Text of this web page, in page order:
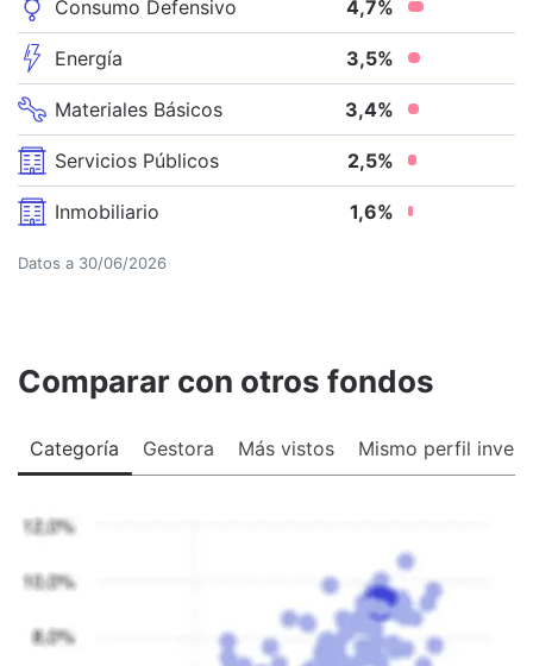
Consumo Defensivo 4,7%
Energía 3,5%
Materiales Básicos 3,4%
Servicios Públicos 2,5%
Inmobiliario 1,6%
Datos a 30/06/2026
Comparar con otros fondos
Categoría Gestora Más vistos Mismo perfil